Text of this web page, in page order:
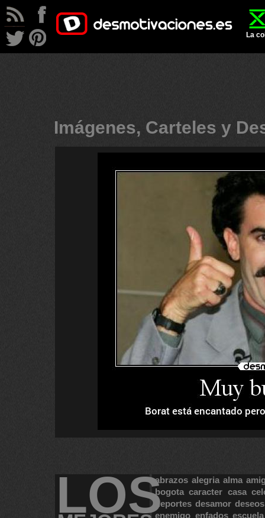
La
Imágenes, Carteles y
LOSabrazos alegria alma
bogota caracter casa
deportes desamor deseos
enemigo enfados escuela